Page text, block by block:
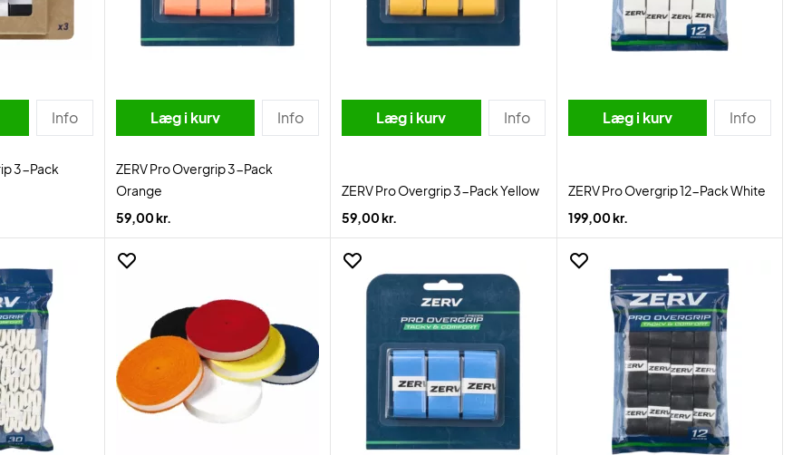
Info
3-Pack
Læg i kurv Info
ZERV Pro Overgrip 3-Pack
Orange
59,00 kr.
Læg i kurv Info
ZERV Pro Overgrip 3-Pack Yellow
59,00 kr.
Læg i kurv Info
ZERV Pro Overgrip 12-Pack White
199,00 kr.